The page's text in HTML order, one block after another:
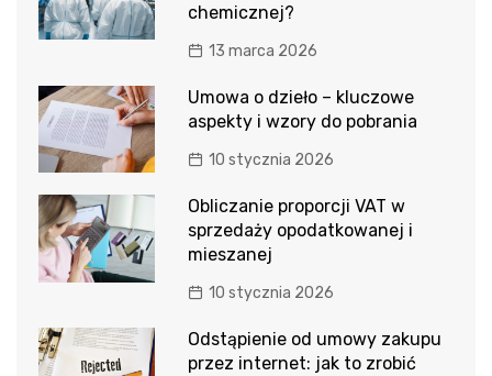
chemicznej?
13 marca 2026
Umowa o dzieło – kluczowe
aspekty i wzory do pobrania
10 stycznia 2026
Obliczanie proporcji VAT w
sprzedaży opodatkowanej i
mieszanej
10 stycznia 2026
Odstąpienie od umowy zakupu
przez internet: jak to zrobić